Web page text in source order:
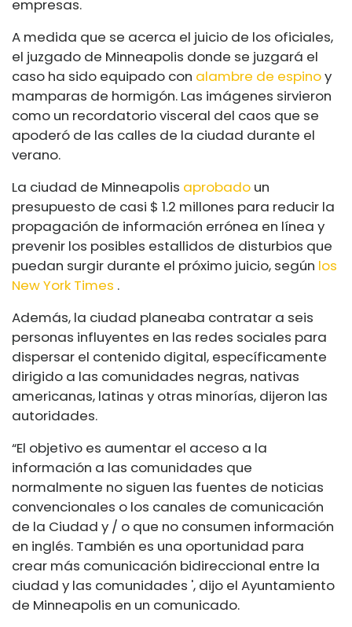
empresas.
A medida que se acerca el juicio de los oficiales,
el juzgado de Minneapolis donde se juzgará el
caso ha sido equipado con alambre de espinoy
mamparas de hormigón. Las imágenes sirvieron
como un recordatorio visceral del caos que se
apoderó de las calles de la ciudad durante el
verano.
La ciudad de Minneapolis aprobado un
presupuesto de casi $ 1.2 millones para reducir la
propagación de información errónea en línea y
prevenir los posibles estallidos de disturbios que
puedan surgir durante el próximo juicio, según los
New York Times .
Además, la ciudad planeaba contratar a seis
personas influyentes en las redes sociales para
dispersar el contenido digital, específicamente
dirigido a las comunidades negras, nativas
americanas, latinas y otras minorías, dijeron las
autoridades.
“El objetivo es aumentar el acceso a la
información a las comunidades que
normalmente no siguen las fuentes de noticias
convencionales o los canales de comunicación
de la Ciudad y / o que no consumen información
en inglés. También es una oportunidad para
crear más comunicación bidireccional entre la
ciudad y las comunidades ', dijo el Ayuntamiento
de Minneapolis en un comunicado.